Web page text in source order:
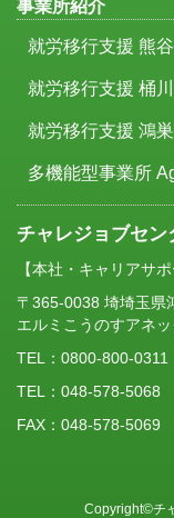
事業所紹介
就労移行支援 熊
就労移行支援 桶
就労移行支援 鴻
多機能型事業所
チャレジョブセン
【本社・キャリアサ
〒365-0038 埼埼玉県
エルミこうのすアネ
TEL： 0800-800-0311
TEL：048-578-5068
FAX：048-578-5069
Copyright©チ